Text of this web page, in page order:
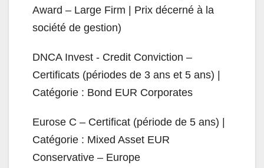
Award – Large Firm | Prix décerné à la
société de gestion)
DNCA Invest - Credit Conviction –
Certificats (périodes de 3 ans et 5 ans) |
Catégorie : Bond EUR Corporates
Eurose C – Certificat (période de 5 ans) |
Catégorie : Mixed Asset EUR
Conservative – Europe